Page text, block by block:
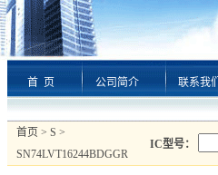
首 页 公司简介 联系我
首页 > S >
SN74LVT16244BDGGR
IC型号：